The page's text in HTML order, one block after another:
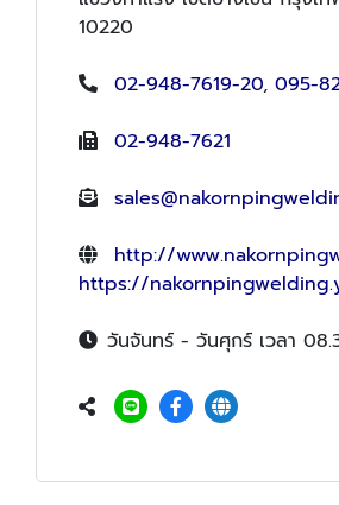
10220
02-948-7619-20, 095-
02-948-7621
http://
https://
วันจันทร์ - วันศุกร์ เวลา